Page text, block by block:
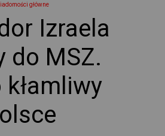
główne
Izraela
do MSZ.